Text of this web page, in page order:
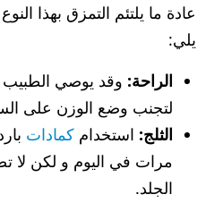
عادة ما يلتئم التمزق بهذا
يلي:
الراحة: وقد يوصي الطبيب
لتجنب وضع الوزن على
الثلج: استخدامكمادات
مرات في اليوم و لكن لا
الجلد.